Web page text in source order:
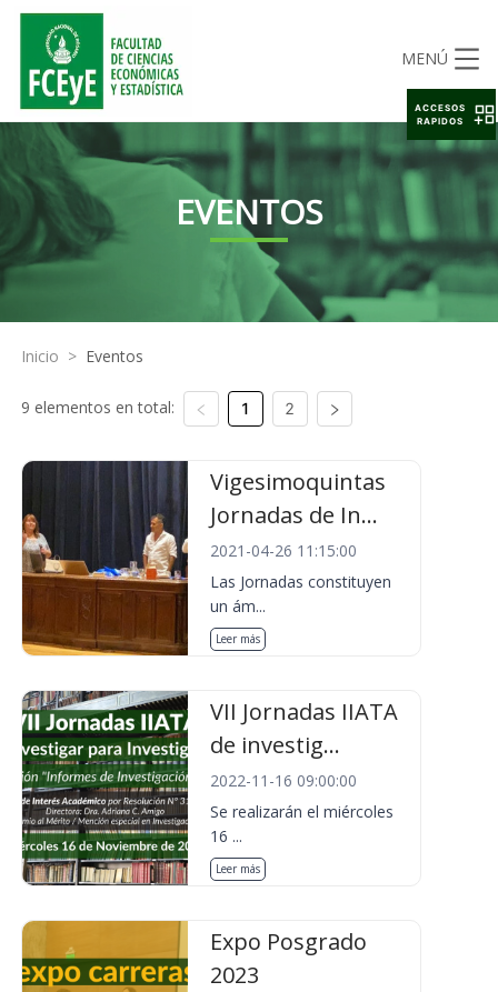
MENÚ
EVENTOS
Inicio > Eventos
9 elementos en total: 1 2
Vigesimoquintas
Jornadas de In...
2021-04-26 11:15:00
Las Jornadas constituyen
un ám...
Leer más
VII Jornadas IIATA
de investig...
2022-11-16 09:00:00
Se realizarán el miércoles
16 ...
Leer más
Expo Posgrado
2023
ACCESOS
RAPIDOS